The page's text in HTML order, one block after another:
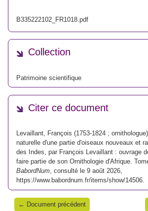
B335222102_FR1018.pdf
Collection
Patrimoine scientifique
Citer ce document
Levaillant, François (1753-1824 ;
naturelle d'une partie d'oiseaux nouveaux et
des Indes, par François Levaillant : ouvrage
faire partie de son Ornithologie d'Afrique.
BabordNum, consulté le 9 août 2026,
https://www.babordnum.fr/items/show/14506.
← Document précédent